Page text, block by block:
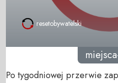
resetobywatelski
Po tygodniowej przerwie